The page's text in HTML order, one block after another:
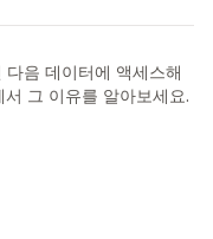
음 데이터에 액세스해
서 그 이유를 알아보세요.